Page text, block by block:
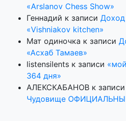
«Arslanov Chess Show»
Геннадий к записи Доход
«Vishniakov kitchen»
Мат одиночка к записи
«Асхаб Тамаев»
listensilents к записи
364 дня»
АЛЕКСКАБАНОВ к записи
Чудовище